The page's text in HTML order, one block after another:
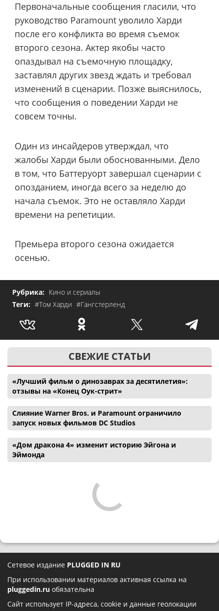
Первоначальные сообщения гласили, что
руководство Paramount уволило Харди
после его конфликта во время съемок
второго сезона. Актер якобы часто
опаздывал на съемочную площадку,
заставлял других звезд ждать и требовал
изменений в сценарии. Позже выяснилось,
что сообщения о поведении Харди не
совсем точны.
Один из инсайдеров утверждал, что
жалобы Харди были обоснованными. Дело
в том, что Баттеруорт завершал сценарии с
опозданием, иногда всего за неделю до
начала съемок. Это не оставляло Харди
времени на репетиции.
Премьера второго сезона ожидается
осенью.
Рубрика: Кино и сериалы
Теги: #Том Харди #Гангстерленд
СВЕЖИЕ СТАТЬИ
«Лучший фильм о динозаврах за десятилетия»:
отзывы на «Конец Оук-стрит»
Слияние Warner Bros. и Paramount ограничило
запуск новых фильмов DC Studios
«Дом дракона 4» изменит историю Эйгона и
Эймонда
Сетевое издание PLUGGED IN RU
При использовании материалов активная ссылка на
pluggedin.ru обязательна
Сайт использует IP-адреса, cookie и данные геолокации